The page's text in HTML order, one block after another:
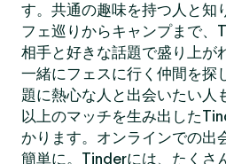
す。共通の趣味を持つ人と知
フェ巡りからキャンプまで、
相手と好きな話題で盛り上が
一緒にフェスに行く仲間を探
題に熱心な人と出会いたい人
以上のマッチを生み出した
かります。オンラインでの出
簡単に。Tinderには、たくさ